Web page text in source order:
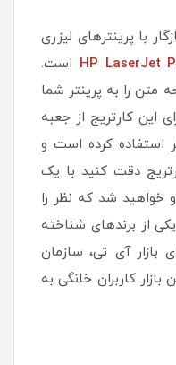
HP LaserJet است.
متن را به پرینتر شما
این کارتریج از جعبه
استفاده کرده است و
دقت کنید با یک
خواهید شد که نظر را
از برندهای شناخته
بازار آی تی، سازمان
کاربران خانگی به